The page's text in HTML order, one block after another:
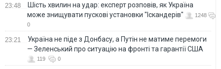
23:48
Шість хвилин на удар: експерт розповів, як Україна
може знищувати пускові установки "Іскандерів"
1248
0
23:21
Україна не піде з Донбасу, а Путін не матиме перемоги
— Зеленський про ситуацію на фронті та гарантії США
119 0